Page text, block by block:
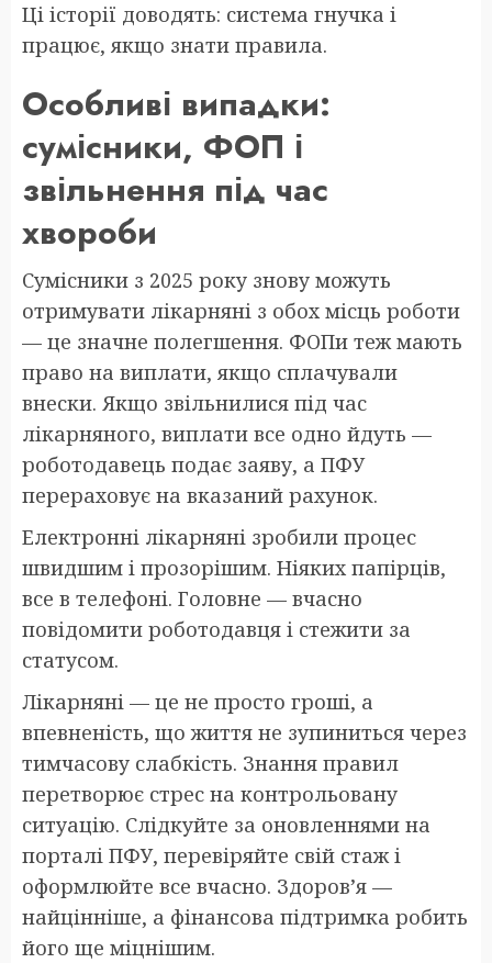
Ці історії доводять: система гнучка і
працює, якщо знати правила.
Особливі випадки:
сумісники, ФОП і
звільнення під час
хвороби
Сумісники з 2025 року знову можуть
отримувати лікарняні з обох місць роботи
— це значне полегшення. ФОПи теж мають
право на виплати, якщо сплачували
внески. Якщо звільнилися під час
лікарняного, виплати все одно йдуть —
роботодавець подає заяву, а ПФУ
перераховує на вказаний рахунок.
Електронні лікарняні зробили процес
швидшим і прозорішим. Ніяких папірців,
все в телефоні. Головне — вчасно
повідомити роботодавця і стежити за
статусом.
Лікарняні — це не просто гроші, а
впевненість, що життя не зупиниться через
тимчасову слабкість. Знання правил
перетворює стрес на контрольовану
ситуацію. Слідкуйте за оновленнями на
порталі ПФУ, перевіряйте свій стаж і
оформлюйте все вчасно. Здоров’я —
найцінніше, а фінансова підтримка робить
його ще міцнішим.